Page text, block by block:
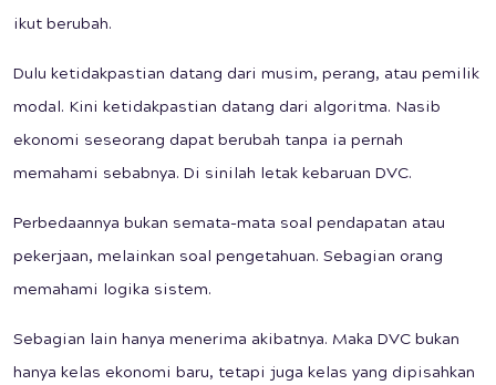
ikut berubah.
Dulu ketidakpastian datang dari musim, perang, atau pemilik
modal. Kini ketidakpastian datang dari algoritma. Nasib
ekonomi seseorang dapat berubah tanpa ia pernah
memahami sebabnya. Di sinilah letak kebaruan DVC.
Perbedaannya bukan semata-mata soal pendapatan atau
pekerjaan, melainkan soal pengetahuan. Sebagian orang
memahami logika sistem.
Sebagian lain hanya menerima akibatnya. Maka DVC bukan
hanya kelas ekonomi baru, tetapi juga kelas yang dipisahkan